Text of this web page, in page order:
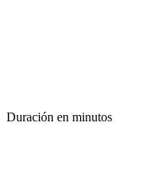
Duración en minutos